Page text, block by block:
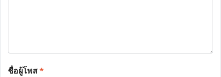
ชื่อผู้โพส*